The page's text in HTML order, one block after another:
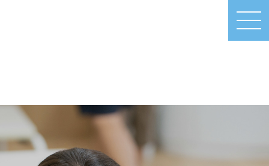
MEN
U